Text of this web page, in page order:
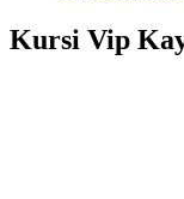
Kursi Vip